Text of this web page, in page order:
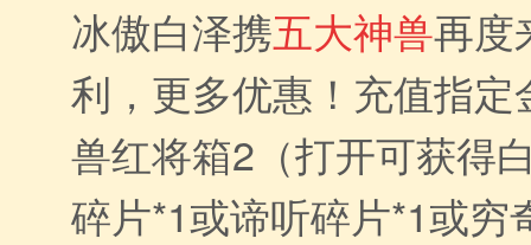
冰傲白泽携五大神兽再度
利，更多优惠！充值指
兽红将箱2（打开可获得
碎片*1或谛听碎片*1或穷